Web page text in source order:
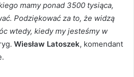
mamy ponad 3500 tysiąca,
Podziękować za to, że widzą
wtedy, kiedy my jesteśmy w
Wiesław Latoszek, komendant